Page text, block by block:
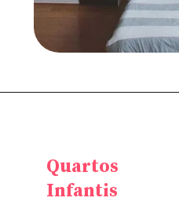
Quartos
Infantis